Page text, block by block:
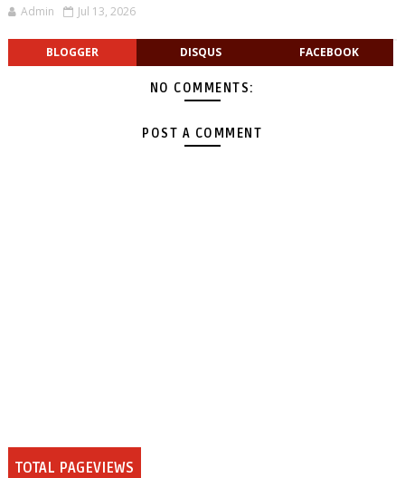
Admin Jul 13, 2026
BLOGGER DISQUS FACEBOOK
NO COMMENTS:
POST A COMMENT
TOTAL PAGEVIEWS